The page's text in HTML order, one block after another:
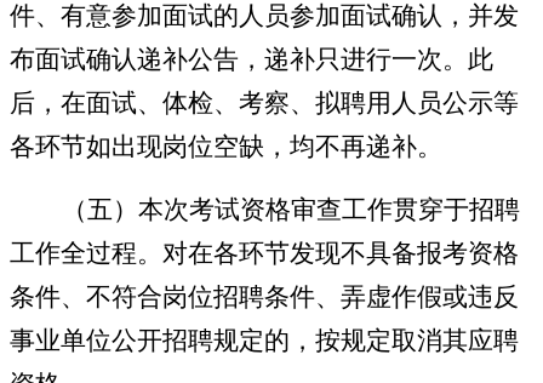
件、有意参加面试的人员参加面试确认，并发
布面试确认递补公告，递补只进行一次。此
后，在面试、体检、考察、拟聘用人员公示等
各环节如出现岗位空缺，均不再递补。
（五）本次考试资格审查工作贯穿于招聘
工作全过程。对在各环节发现不具备报考资格
条件、不符合岗位招聘条件、弄虚作假或违反
事业单位公开招聘规定的，按规定取消其应聘